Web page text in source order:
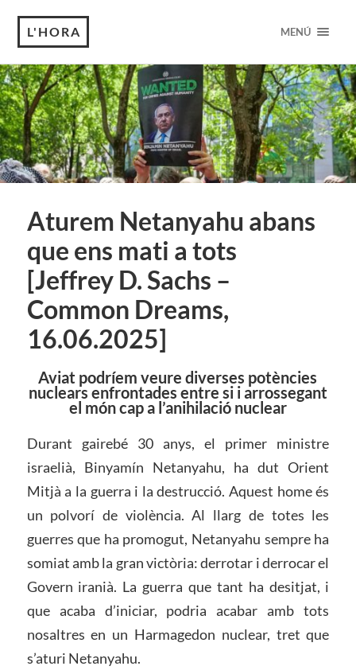
L'HORA MENÚ
Aturem Netanyahu abans
que ens mati a tots
[Jeffrey D. Sachs –
Common Dreams,
16.06.2025]
Aviat podríem veure diverses potències
nuclears enfrontades entre si i arrossegant
el món cap a l’anihilació nuclear
Durant gairebé 30 anys, el primer ministre
israelià, Binyamín Netanyahu, ha dut Orient
Mitjà a la guerra i la destrucció. Aquest home és
un polvorí de violència. Al llarg de totes les
guerres que ha promogut, Netanyahu sempre ha
somiat amb la gran victòria: derrotar i derrocar el
Govern iranià. La guerra que tant ha desitjat, i
que acaba d’iniciar, podria acabar amb tots
nosaltres en un Harmagedon nuclear, tret que
s’aturi Netanyahu.